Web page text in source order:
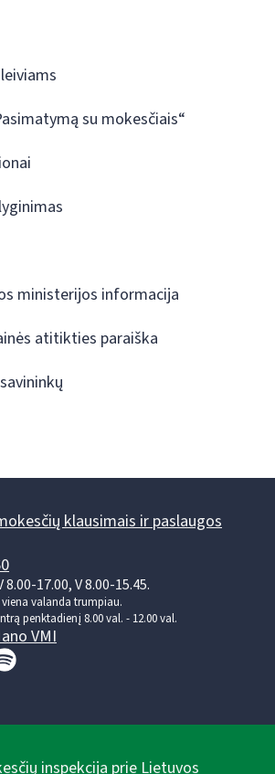
su mokesčiais“
ministerijos informacija
atitikties paraiška
klausimais ir paslaugos
17.00, V 8.00-15.45.
valanda trumpiau.
penktadienį 8.00 val. - 12.00 val.
VMI
inspekcija prie Lietuvos